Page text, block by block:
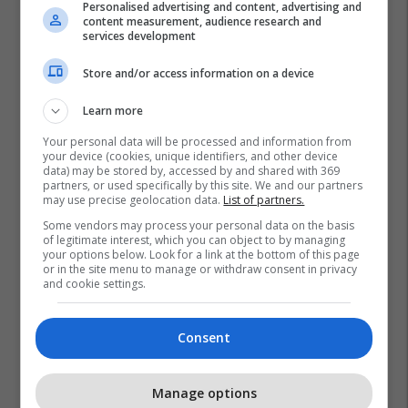
Personalised advertising and content, advertising and
content measurement, audience research and
services development
Store and/or access information on a device
Learn more
Your personal data will be processed and information from
your device (cookies, unique identifiers, and other device
data) may be stored by, accessed by and shared with 369
partners, or used specifically by this site. We and our partners
may use precise geolocation data. List of partners.
Some vendors may process your personal data on the basis
of legitimate interest, which you can object to by managing
your options below. Look for a link at the bottom of this page
or in the site menu to manage or withdraw consent in privacy
and cookie settings.
Consent
Manage options